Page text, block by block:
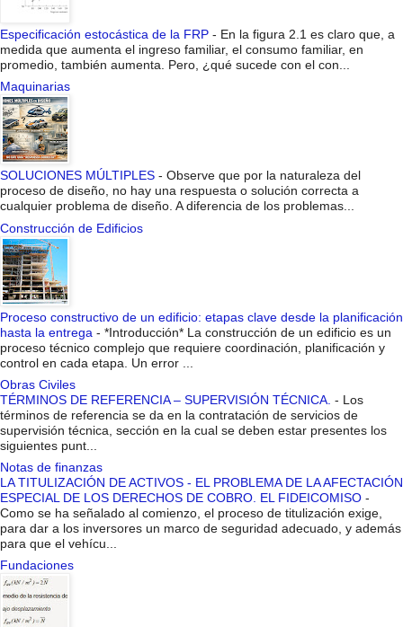
Especificación estocástica de la FRP - En la figura 2.1 es claro que, a
medida que aumenta el ingreso familiar, el consumo familiar, en
promedio, también aumenta. Pero, ¿qué sucede con el con...
Maquinarias
SOLUCIONES MÚLTIPLES - Observe que por la naturaleza del
proceso de diseño, no hay una respuesta o solución correcta a
cualquier problema de diseño. A diferencia de los problemas...
Construcción de Edificios
Proceso constructivo de un edificio: etapas clave desde la planificación
hasta la entrega - *Introducción* La construcción de un edificio es un
proceso técnico complejo que requiere coordinación, planificación y
control en cada etapa. Un error ...
Obras Civiles
TÉRMINOS DE REFERENCIA – SUPERVISIÓN TÉCNICA. - Los
términos de referencia se da en la contratación de servicios de
supervisión técnica, sección en la cual se deben estar presentes los
siguientes punt...
Notas de finanzas
LA TITULIZACIÓN DE ACTIVOS - EL PROBLEMA DE LA AFECTACIÓN
ESPECIAL DE LOS DERECHOS DE COBRO. EL FIDEICOMISO -
Como se ha señalado al comienzo, el proceso de titulización exige,
para dar a los inversores un marco de seguridad adecuado, y además
para que el vehícu...
Fundaciones